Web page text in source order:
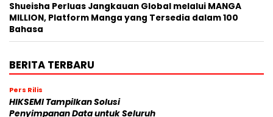
Shueisha Perluas Jangkauan Global melalui MANGA
MILLION, Platform Manga yang Tersedia dalam 100
Bahasa
BERITA TERBARU
Pers Rilis
HIKSEMI Tampilkan Solusi
Penyimpanan Data untuk Seluruh